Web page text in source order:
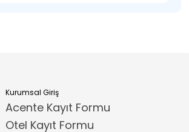
Kurumsal Giriş
Acente Kayıt Formu
Otel Kayıt Formu